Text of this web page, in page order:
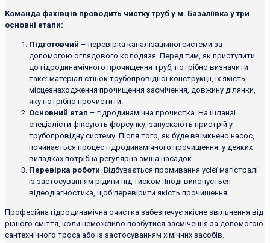
Команда фахівців проводить чистку труб у м. Базаліївка у три
основні етапи:
Підготовчий – перевірка каналізаційної системи за
допомогою оглядового колодязя. Перед тим, як приступити
до гідродинамічного прочищення труб, потрібно визначити
таке: матеріал стінок трубопровідної конструкції, їх якість,
місцезнаходження прочищення засмічення, довжину ділянки,
яку потрібно прочистити.
Основний етап – гідродинамічна прочистка. На шланзі
спеціалісти фіксують форсунку, запускають пристрій у
трубопровідну систему. Після того, як буде ввімкнено насос,
починається процес гідродинамічного прочищення: у деяких
випадках потрібна регулярна зміна насадок.
Перевірка роботи. Відбувається промивання усієї магістралі
із застосуванням рідини під тиском. Іноді виконується
відеодіагностика, щоб перевірити якість прочищення.
Професійна гідродинамічна очистка забезпечує якісне звільнення від
різного сміття, коли неможливо позбутися засмічення за допомогою
сантехнічного троса або із застосуванням хімічних засобів.